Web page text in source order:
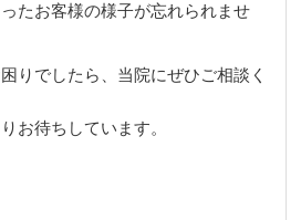
たお客様の様子が忘れられませ
りでしたら、当院にぜひご相談く
お待ちしています。